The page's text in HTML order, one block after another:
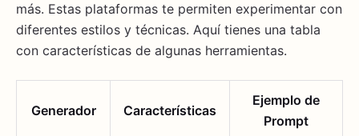
más. Estas plataformas te permiten experimentar con
diferentes estilos y técnicas. Aquí tienes una tabla
con características de algunas herramientas.
Generador Características
Ejemplo de
Prompt